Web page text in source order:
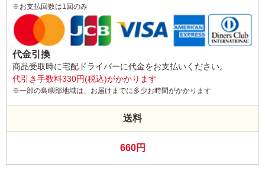
※お支払回数は1回のみ
代金引換
商品受取時に宅配ドライバーに代金をお支払いください。
代引き手数料330円(税込)がかかります
※一部の島嶼部地域は、お届けまでに多少お時間がかかります
送料
660円